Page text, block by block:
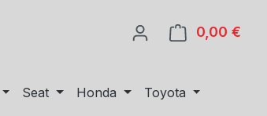
0,00 €
Seat Honda Toyota